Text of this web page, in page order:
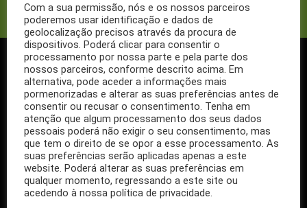
SIGA-NOS NO FACEBOOK
Se ainda não segue a nossa página de Facebook, não espere mais!
Basta clicar no botão Seguir em cima.
Ao seguir a nossa página passa a receber gratuitamente os
nossos artigos no seu Facebook.
Com a sua permissão, nós e os nossos parceiros
poderemos usar identificação e dados de
geolocalização precisos através da procura de
dispositivos. Poderá clicar para consentir o
processamento por nossa parte e pela parte dos
nossos parceiros, conforme descrito acima. Em
alternativa, pode aceder a informações mais
pormenorizadas e alterar as suas preferências antes de
consentir ou recusar o consentimento. Tenha em
atenção que algum processamento dos seus dados
pessoais poderá não exigir o seu consentimento, mas
que tem o direito de se opor a esse processamento. As
suas preferências serão aplicadas apenas a este
website. Poderá alterar as suas preferências em
qualquer momento, regressando a este site ou
acedendo à nossa política de privacidade.